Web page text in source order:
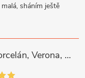
sháním ještě
Miska kompotová 13 cm, bílý porcelán, Verona, G. Benedikt